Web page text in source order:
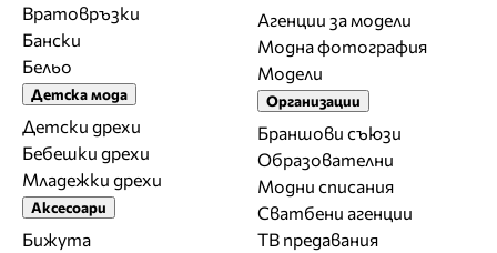
Вратовръзки
Бански
Бельо
Детска мода
Детски дрехи
Бебешки дрехи
Младежки дрехи
Аксесоари
Бижута
Агенции за модели
Модна фотография
Модели
Организации
Браншови съюзи
Образователни
Модни списания
Сватбени агенции
ТВ предавания